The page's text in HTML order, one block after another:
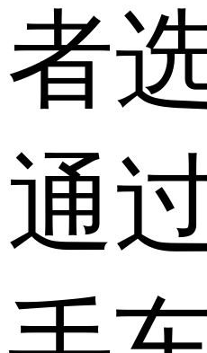
者
通